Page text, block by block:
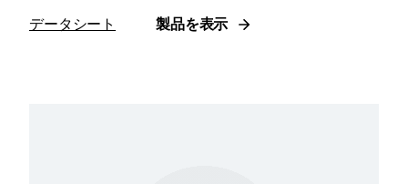
データシート 製品を表示